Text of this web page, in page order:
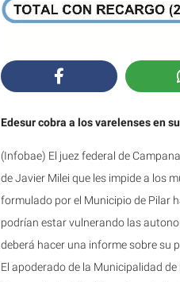
Edesur cobra a los varelenses en
(Infobae) El juez federal de
de Javier Milei que les impide a los
formulado por el Municipio de Pilar
podrían estar vulnerando las
deberá hacer una informe sobre su
El apoderado de la Municipalidad